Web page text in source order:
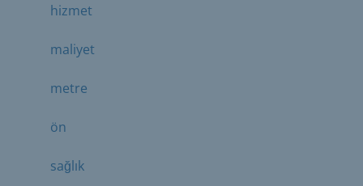
hizmet
maliyet
metre
ön
sağlık